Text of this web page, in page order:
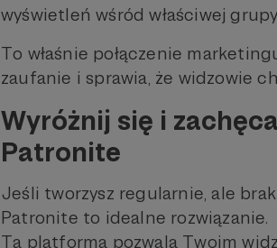
wyświetleń wśród właściwej
To właśnie połączenie
zaufanie i sprawia, że widzowie
Wyróżnij się i
Patronite
Jeśli tworzysz regularnie, ale
Patronite to idealne rozwiązanie.
Ta platforma pozwala Twoim